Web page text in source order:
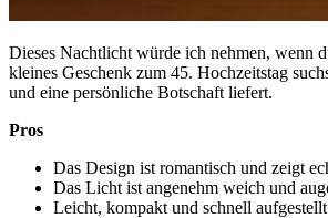
Dieses Nachtlicht würde ich nehmen, wenn
kleines Geschenk zum 45. Hochzeitstag
und eine persönliche Botschaft liefert.
Pros
Das Design ist romantisch und zeigt
Das Licht ist angenehm weich und
Leicht, kompakt und schnell